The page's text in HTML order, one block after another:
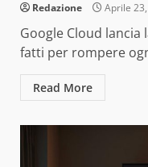
Redazione Aprile
Google Cloud lancia
fatti per rompere
Read More